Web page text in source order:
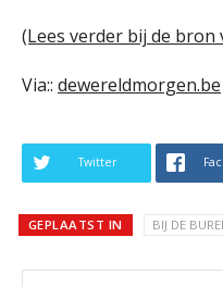
(Lees verder bij de bron
Via:: dewereldmorgen.be
Twitter
GEPLAATST IN BIJ DE